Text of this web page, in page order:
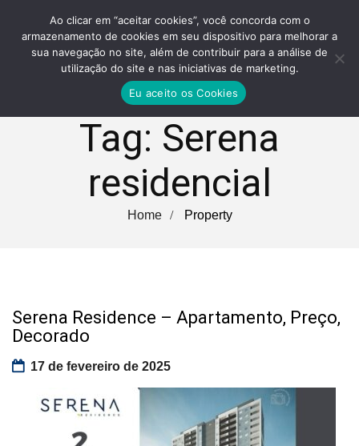
Tag: Serena
residencial
Home Property
Serena Residence – Apartamento, Preço,
Decorado
17 de fevereiro de 2025
Ao clicar em “aceitar cookies”, você concorda com o
armazenamento de cookies em seu dispositivo para melhorar a
sua navegação no site, além de contribuir para a análise de
utilização do site e nas iniciativas de marketing.
Eu aceito os Cookies